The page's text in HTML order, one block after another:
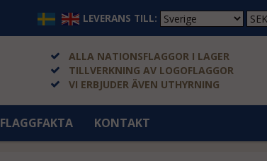
LEVERANS TILL:
ALLA NATIONSFLAGGOR I LAGER
TILLVERKNING AV LOGOFLAGGOR
VI ERBJUDER ÄVEN UTHYRNING
FLAGGFAKTA KONTAKT